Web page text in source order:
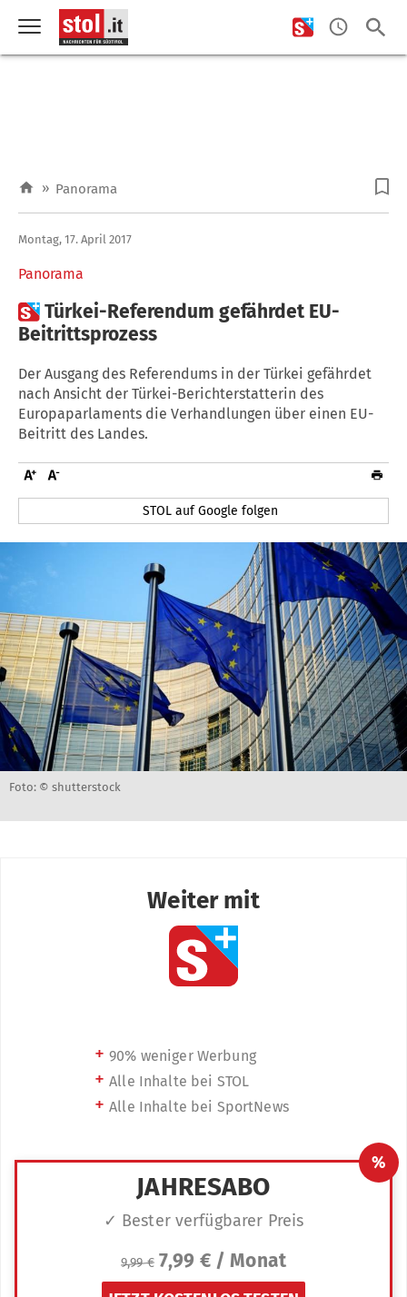
» Panorama
Panorama
Montag, 17. April 2017
Türkei-Referendum gefährdet EU-
Beitrittsprozess
Der Ausgang des Referendums in der Türkei gefährdet
nach Ansicht der Türkei-Berichterstatterin des
Europaparlaments die Verhandlungen über einen EU-
Beitritt des Landes.
STOL auf Google folgen
Foto: © shutterstock